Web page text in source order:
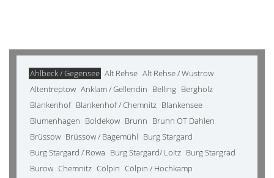
Ahlbeck / Gegensee Alt Rehse Alt Rehse / Wustrow
Altentreptow Anklam / Gellendin Belling Bergholz
Blankenhof Blankenhof / Chemnitz Blankensee
Blumenhagen Boldekow Brunn Brunn OT Dahlen
Brüssow Brüssow / Bagemühl Burg Stargard
Burg Stargard / Rowa Burg Stargard/ Loitz Burg Stargrad
Burow Chemnitz Cölpin Cölpin / Hochkamp